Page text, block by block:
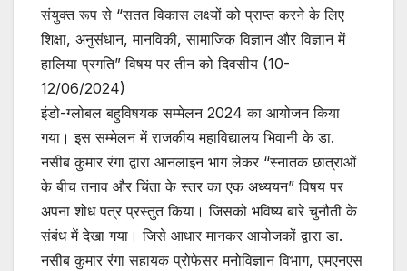
संयुक्त रूप से “सतत विकास लक्ष्यों को प्राप्त करने के लिए
शिक्षा, अनुसंधान, मानविकी, सामाजिक विज्ञान और विज्ञान में
हालिया प्रगति” विषय पर तीन को दिवसीय (10-
12/06/2024)
इंडो-ग्लोबल बहुविषयक सम्मेलन 2024 का आयोजन किया
गया। इस सम्मेलन में राजकीय महाविद्यालय भिवानी के डा.
नसीब कुमार रंगा द्वारा आनलाइन भाग लेकर “स्नातक छात्राओं
के बीच तनाव और चिंता के स्तर का एक अध्ययन” विषय पर
अपना शोध पत्र प्रस्तुत किया। जिसको भविष्य बारे चुनौती के
संबंध में देखा गया। जिसे आधार मानकर आयोजकों द्वारा डा.
नसीब कुमार रंगा सहायक प्रोफेसर मनोविज्ञान विभाग, एमएनएस